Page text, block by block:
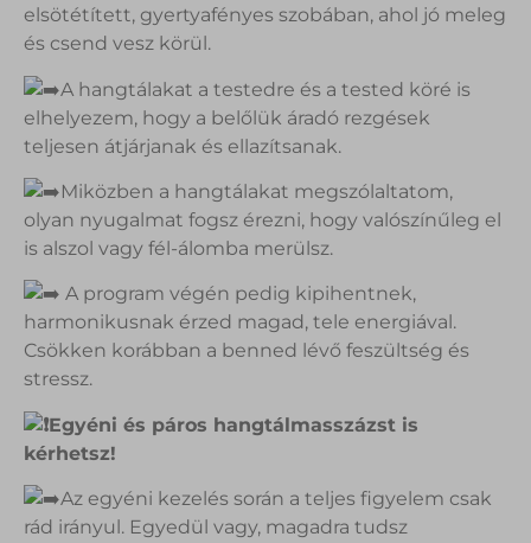
elsötétített, gyertyafényes szobában, ahol jó meleg
és csend vesz körül.
A hangtálakat a testedre és a tested köré is
elhelyezem, hogy a belőlük áradó rezgések
teljesen átjárjanak és ellazítsanak.
Miközben a hangtálakat megszólaltatom,
olyan nyugalmat fogsz érezni, hogy valószínűleg el
is alszol vagy fél-álomba merülsz.
A program végén pedig kipihentnek,
harmonikusnak érzed magad, tele energiával.
Csökken korábban a benned lévő feszültség és
stressz.
Egyéni és páros hangtálmasszázst is
kérhetsz!
Az egyéni kezelés során a teljes figyelem csak
rád irányul. Egyedül vagy, magadra tudsz